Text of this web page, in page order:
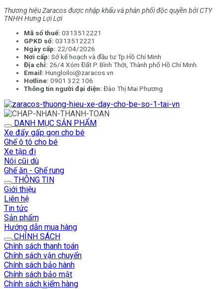
Thương hiệu Zaracos được nhập khẩu và phân phối độc quyền bởi CTY
TNHH Hưng Lợi Lợi
Mã số thuế: 0313512221
GPKD số: 0313512221
Ngày cấp: 22/04/2026
Nơi cấp: Sở kế hoạch và đầu tư Tp.Hồ Chí Minh
Địa chỉ: 26/4 Xóm Đất P. Bình Thới, Thành phố Hồ Chí Minh.
Email: Hungloiloi@zaracos.vn
Hotline: 0901 322 106
Thông tin người đại diện: Đào Thị Mai Phương
DANH MỤC SẢN PHẨM
Xe đẩy gấp gọn cho bé
Ghế ô tô cho bé
Xe tập đi
Nôi cũi dù
Ghế ăn - Ghế rung
THÔNG TIN
Giới thiệu
Liên hệ
Tin tức
Sản phẩm
Hướng dẫn mua hàng
CHÍNH SÁCH
Chính sách thanh toán
Chính sách vận chuyển
Chính sách bảo hành
Chính sách bảo mật
Chính sách kiểm hàng